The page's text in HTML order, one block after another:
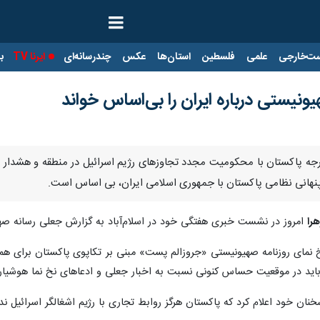
علمی فلسطین استان‌ها عکس چندرسانه‌ای ایرنا TV
درباره ایران را بی‌اساس خواند
پاکستان با محکومیت مجدد تجاوزهای رژیم اسرائیل در منطقه و
نظامی پاکستان با جمهوری اسلامی ایران، بی اساس است.
امروز در نشست خبری هفتگی خود در اسلام‌آباد به گزارش جعلی رسانه
روزنامه صهیونیستی «جروزالم پست» مبنی بر تکاپوی پاکستان
در موقعیت حساس کنونی نسبت به اخبار جعلی و ادعاهای نخ نما
خود اعلام کرد که پاکستان هرگز روابط تجاری با رژیم اشغالگر اسرائیل